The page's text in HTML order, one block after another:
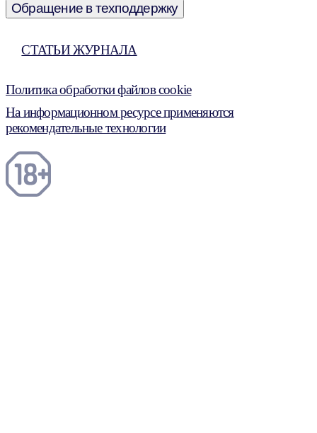
Обращение в техподдержку
СТАТЬИ ЖУРНАЛА
Политика обработки файлов cookie
На информационном ресурсе применяются
рекомендательные технологии